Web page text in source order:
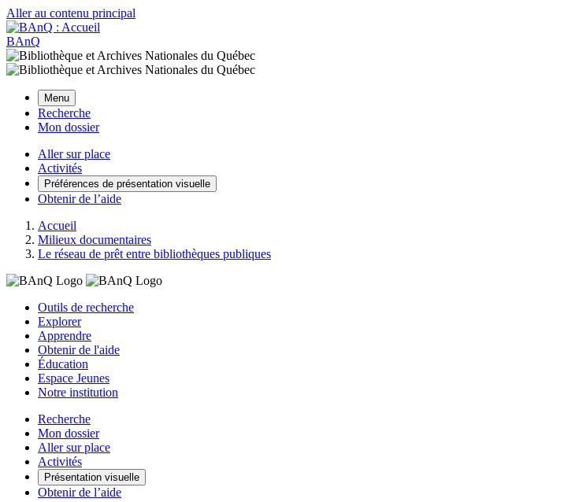
Aller au contenu principal
BAnQ
Menu
Recherche
Mon dossier
Aller sur place
Activités
Préférences de présentation visuelle
Obtenir de l’aide
Accueil
Milieux documentaires
Le réseau de prêt entre bibliothèques publiques
Outils de recherche
Explorer
Apprendre
Obtenir de l'aide
Éducation
Espace Jeunes
Notre institution
Recherche
Mon dossier
Aller sur place
Activités
Présentation visuelle
Obtenir de l’aide